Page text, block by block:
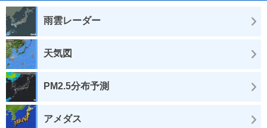
雨雲レーダー
天気図
PM2.5分布予測
アメダス